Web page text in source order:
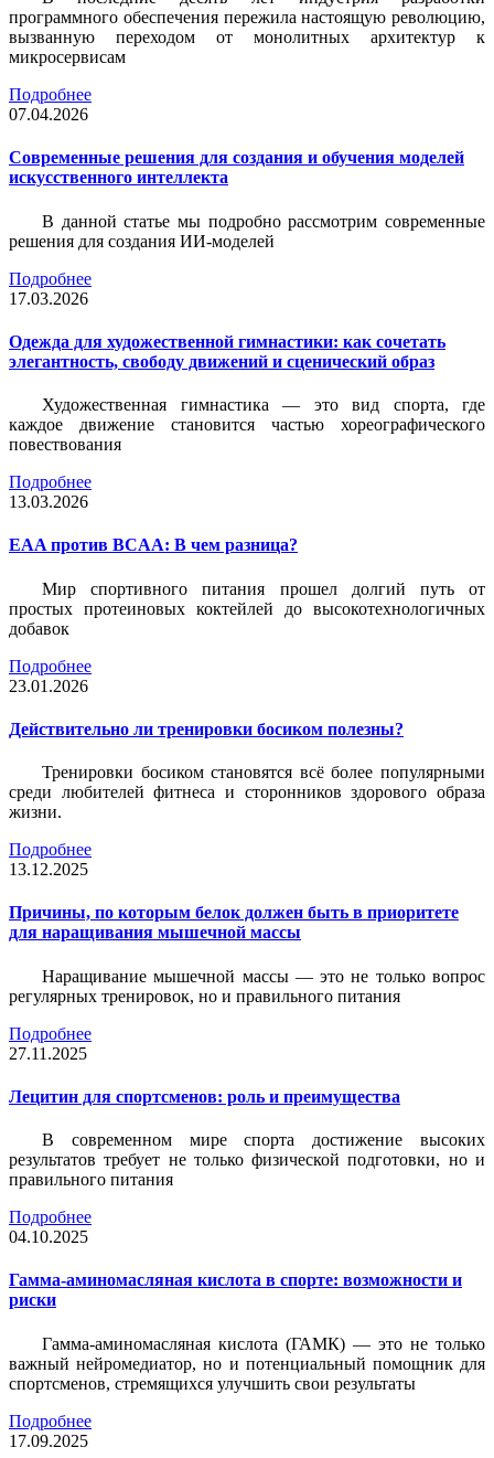
программного обеспечения пережила настоящую революцию,
вызванную переходом от монолитных архитектур к
микросервисам
Подробнее
07.04.2026
Современные решения для создания и обучения моделей
искусственного интеллекта
В данной статье мы подробно рассмотрим современные
решения для создания ИИ-моделей
Подробнее
17.03.2026
Одежда для художественной гимнастики: как сочетать
элегантность, свободу движений и сценический образ
Художественная гимнастика — это вид спорта, где
каждое движение становится частью хореографического
повествования
Подробнее
13.03.2026
EAA против BCAA: В чем разница?
Мир спортивного питания прошел долгий путь от
простых протеиновых коктейлей до высокотехнологичных
добавок
Подробнее
23.01.2026
Действительно ли тренировки босиком полезны?
Тренировки босиком становятся всё более популярными
среди любителей фитнеса и сторонников здорового образа
жизни.
Подробнее
13.12.2025
Причины, по которым белок должен быть в приоритете
для наращивания мышечной массы
Наращивание мышечной массы — это не только вопрос
регулярных тренировок, но и правильного питания
Подробнее
27.11.2025
Лецитин для спортсменов: роль и преимущества
В современном мире спорта достижение высоких
результатов требует не только физической подготовки, но и
правильного питания
Подробнее
04.10.2025
Гамма-аминомасляная кислота в спорте: возможности и
риски
Гамма-аминомасляная кислота (ГАМК) — это не только
важный нейромедиатор, но и потенциальный помощник для
спортсменов, стремящихся улучшить свои результаты
Подробнее
17.09.2025